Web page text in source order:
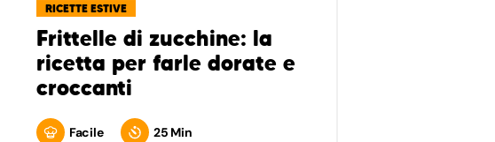
RICETTE ESTIVE
Frittelle di zucchine: la
ricetta per farle dorate e
croccanti
Facile 25 Min